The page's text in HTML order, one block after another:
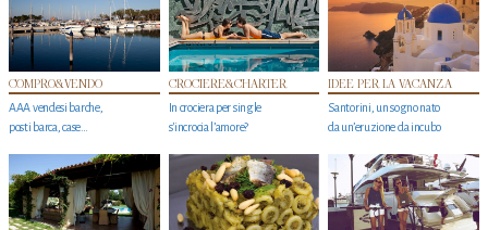
COMPRO&VENDO
AAA vendesi barche,
posti barca, case…
CROCIERE&CHARTER
In crociera per single
s'incrocia l’amore?
IDEE PER LA VACANZA
Santorini, un sogno nato
da un’eruzione da incubo